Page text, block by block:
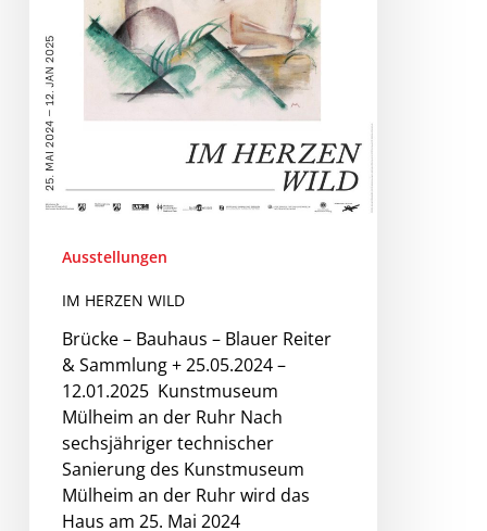
Ausstellungen
IM HERZEN WILD
Brücke – Bauhaus – Blauer Reiter
& Sammlung + 25.05.2024 –
12.01.2025 Kunstmuseum
Mülheim an der Ruhr Nach
sechsjähriger technischer
Sanierung des Kunstmuseum
Mülheim an der Ruhr wird das
Haus am 25. Mai 2024